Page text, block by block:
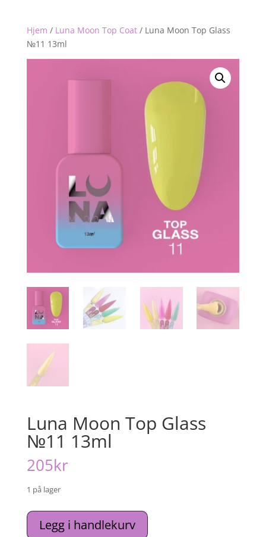
Hjem / Luna Moon Top Coat/ Luna Moon Top Glass
№11 13ml
Luna Moon Top Glass
№11 13ml
205kr
1 på lager
Luna
MoonLegg i handlekurv